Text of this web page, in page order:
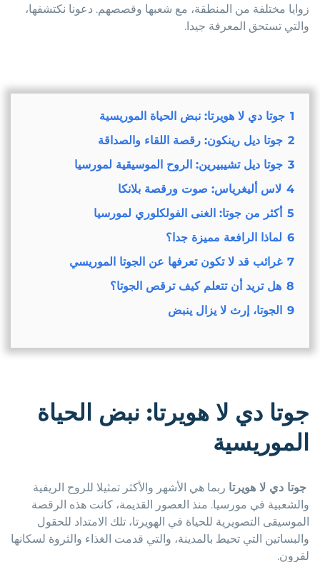
زوايا مختلفة من المنطقة، مع شعبها وقصصهم. دعونا نكتشفها،
والتي تستحق المعرفة جيدا.
جوتا دي لا هويرتا: نبض الحياة الموريسية
2
جوتا ديل رينكون: رقصة اللقاء والصداقة
3
جوتا ديل تشيبيرين: الروح الموسيقية لمورسيا
4
لاس أليغرياس: صوت ورقصة بلانكا
5
أكثر من جوتا: الغنى الفولكلوري لمورسيا
6
لماذا الرافعة مميزة جدا؟
7 غرائب قد لا تكون تعرفها عن الجوتا الموريسي
8
هل تريد أن تتعلم كيف ترقص الجوتا؟
9
الجوتا، إرث لا يزال ينبض
جوتا دي لا هويرتا: نبض الحياة
الموريسية
جوتا دي لا هويرتاربما هي الأشهر والأكثر تمثيلا للروح الريفية
والشعبية في مورسيا. منذ العصور القديمة، كانت هذه الرقصة
الموسيقى التصويرية للحياة في الهويرتا، تلك الامتداد للحقول
والبساتين التي تحيط بالمدينة، والتي قدمت الغذاء والثروة لسكانها
لقرون.